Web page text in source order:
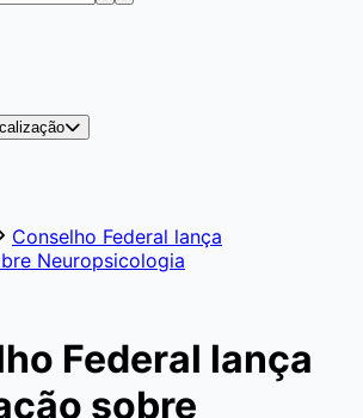
Conselho Federal lança
Neuropsicologia
Federal lança
sobre